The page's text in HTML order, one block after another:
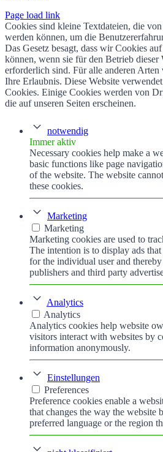
Page load link
Cookies sind kleine Textdateien, die
werden können, um die
Das Gesetz besagt, dass wir Cookies
können, wenn sie für den Betrieb dieser
erforderlich sind. Für alle anderen
Ihre Erlaubnis. Diese Website
Cookies. Einige Cookies werden von
die auf unseren Seiten erscheinen.
notwendig
Immer aktiv
Necessary cookies help make a
basic functions like page
of the website. The website
these cookies.
Marketing
Marketing
Marketing cookies are used to
The intention is to display ads
for the individual user and
publishers and third party
Analytics
Analytics
Analytics cookies help website
visitors interact with websites by
information anonymously.
Einstellungen
Preferences
Preference cookies enable a
that changes the way the website
preferred language or the region